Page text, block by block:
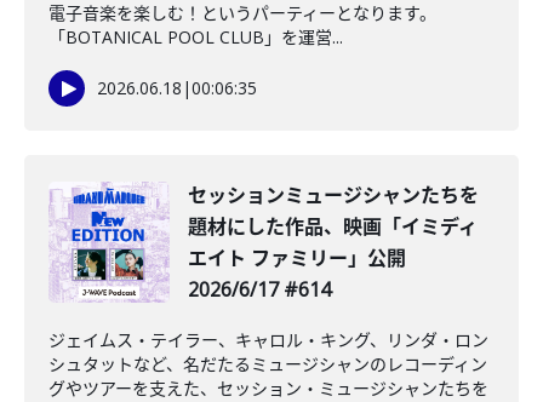
電子音楽を楽しむ！というパーティーとなります。
「BOTANICAL POOL CLUB」を運営...
2026.06.18 |00:06:35
セッションミュージシャンたちを
題材にした作品、映画「イミディ
エイト ファミリー」公開
2026/6/17 #614
ジェイムス・テイラー、キャロル・キング、リンダ・ロン
シュタットなど、名だたるミュージシャンのレコーディン
グやツアーを支えた、セッション・ミュージシャンたちを